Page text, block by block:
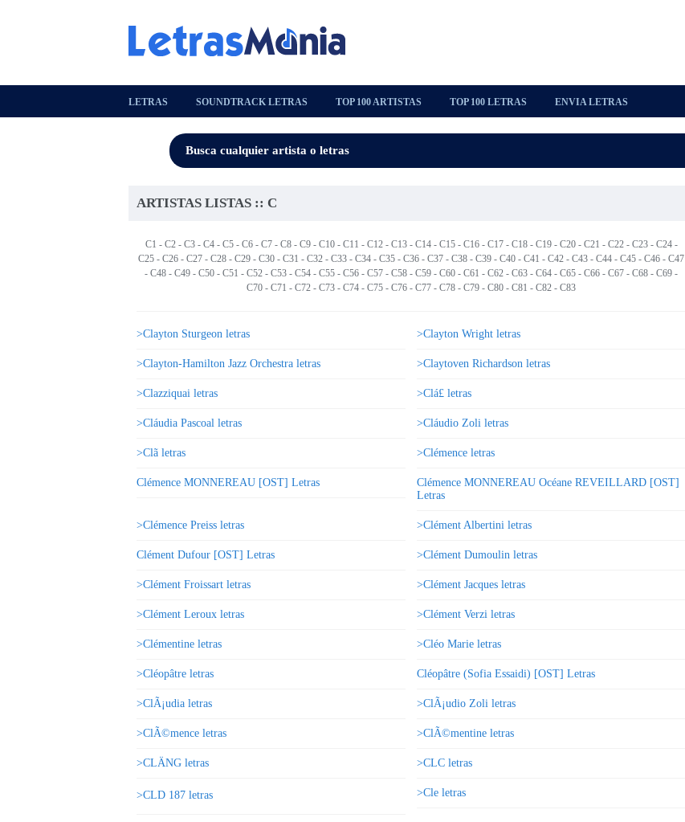
LETRAS SOUNDTRACK LETRAS TOP 100 ARTISTAS TOP 100 LETRAS ENVIA LETRAS
ARTISTAS LISTAS :: C
C1 - C2- C3- C4- C5- C6- C7- C8- C9- C10- C11 - C12- C13- C14- C15- C16- C17- C18- C19- C20- C21 - C22- C23- C24-
C25 - C26 - C27 - C28 - C29 - C30 - C31 - C32 - C33 - C34 - C35 - C36 - C37 - C38 - C39 - C40 - C41 - C42 - C43 - C44 - C45 - C46 - C47
- C48 - C49 - C50 - C51 - C52 - C53 - C54 - C55 - C56 - C57 - C58 - C59 - C60 - C61 - C62 - C63 - C64 - C65 - C66 - C67 - C68 - C69 -
C70 - C71 - C72 - C73 - C74 - C75 - C76 - C77 - C78 - C79 - C80 - C81 - C82 - C83
>Clayton Sturgeon letras >Clayton Wright letras
>Clayton-Hamilton Jazz Orchestra letras >Claytoven Richardson letras
>Clazziquai letras >Clá£ letras
>Cláudia Pascoal letras >Cláudio Zoli letras
>Clã letras >Clémence letras
Clémence MONNEREAU [OST] Letras
Clémence MONNEREAU Océane REVEILLARD [OST]
Letras
>Clémence Preiss letras >Clément Albertini letras
Clément Dufour [OST] Letras >Clément Dumoulin letras
>Clément Froissart letras >Clément Jacques letras
>Clément Leroux letras >Clément Verzi letras
>Clémentine letras >Cléo Marie letras
>Cléopâtre letras Cléopâtre (Sofia Essaidi) [OST] Letras
>ClÃ¡udia letras >ClÃ¡udio Zoli letras
>ClÃ©mence letras >ClÃ©mentine letras
>CLÄNG letras >CLC letras
>CLD 187 letras >Cle letras